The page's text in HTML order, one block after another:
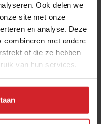
Ook delen we
site met onze
en analyse. Deze
combineren met andere
of die ze hebben
van hun services.
28 september 2012| 1 min